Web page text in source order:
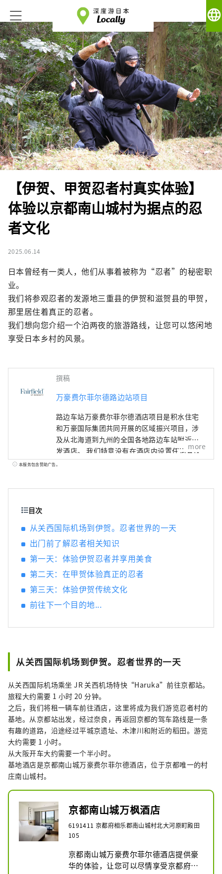
language
【伊贺、甲贺忍者村真实体验】
体验以京都南山城村为据点的忍
者文化
2025.06.14
日本曾经有一类人，他们从事着被称为“忍者”的秘密职
业。
我们将参观忍者的发源地三重县的伊贺和滋贺县的甲贺，
那里居住着真正的忍者。
我们想向您介绍一个泊两夜的旅游路线，让您可以悠闲地
享受日本乡村的风景。
撰稿
万豪费尔菲尔德路边站项目
路边车站万豪费尔菲尔德酒店项目是积水住宅
和万豪国际集团共同开展的区域振兴项目，涉
及从北海道到九州的全国各地路边车站附近开
发酒店。 我们特意没有在酒店内设置任何餐饮
设施，而是鼓励客人使用路边站和当地餐馆，
烤箱、咖啡机、日本茶、味噌汤。 您可以在客
房内放松身心，在大堂休息室购买路边车站、
当地超市、葡萄酒庄、酒厂购买的商品。尽情
游玩后，在酒店内度过一段如同回家般的悠闲
时光。 这里提供免费高速 Wi-Fi 和配备电源插
座的桌子，非常适合工作。 享受一种全新的旅
行方式，让您可以自由地游历日本各地，同时
体验每个地区的魅力。
more
本服务包含赞助广告。
目次
从关西国际机场到伊贺。忍者世界的一天
出门前了解忍者相关知识
第一天：体验伊贺忍者并享用美食
第二天：在甲贺体验真正的忍者
第三天：体验伊贺传统文化
前往下一个目的地...
从关西国际机场到伊贺。忍者世界的一天
从关西国际机场乘坐 JR 关西机场特快“Haruka”前往京都站。
旅程大约需要 1 小时 20 分钟。
之后，我们将租一辆车前往酒店，这里将成为我们游览忍者村的
基地。从京都站出发，经过奈良，再返回京都的驾车路线是一条
有趣的道路，沿途经过平城京遗址、木津川和附近的稻田。游览
大约需要 1 小时。
从大阪开车大约需要一个半小时。
基地酒店是京都南山城万豪费尔菲尔德酒店，位于京都唯一的村
庄南山城村。
京都南山城万枫酒店
6191411 京都府相乐郡南山城村北大河原町殿田
105
京都南山城万豪费尔菲尔德酒店提供豪
华的体验，让您可以尽情享受京都府唯